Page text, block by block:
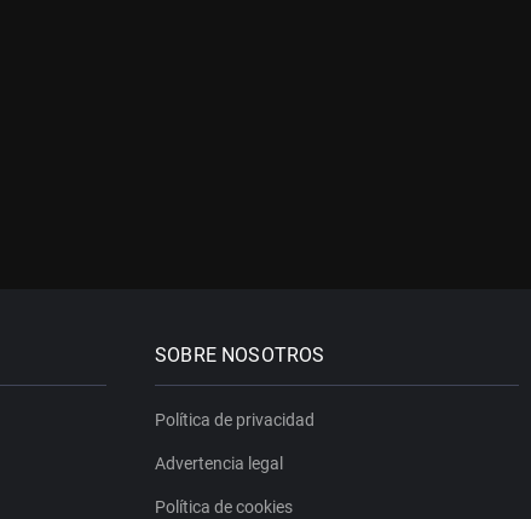
SOBRE NOSOTROS
Política de privacidad
Advertencia legal
Política de cookies